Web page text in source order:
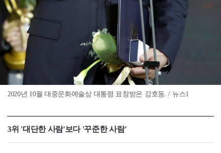
2020년 10월 대중문화예술상 대통령 표창받은 강호동. / 뉴스1
3위 '대단한 사람'보다 '꾸준한 사람'